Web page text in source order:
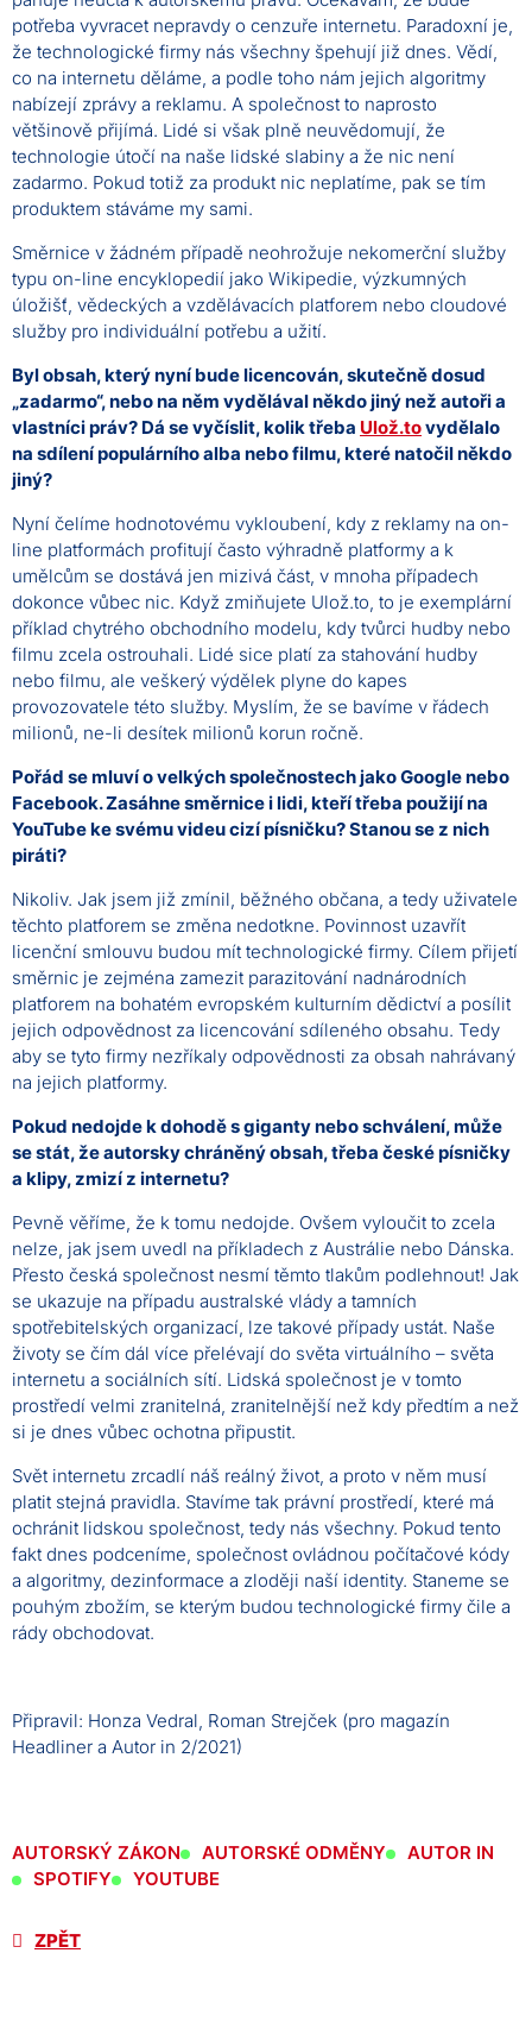
potřeba vyvracet nepravdy o cenzuře internetu. Paradoxní je,
že technologické firmy nás všechny špehují již dnes. Vědí,
co na internetu děláme, a podle toho nám jejich algoritmy
nabízejí zprávy a reklamu. A společnost to naprosto
většinově přijímá. Lidé si však plně neuvědomují, že
technologie útočí na naše lidské slabiny a že nic není
zadarmo. Pokud totiž za produkt nic neplatíme, pak se tím
produktem stáváme my sami.
Směrnice v žádném případě neohrožuje nekomerční služby
typu on-line encyklopedií jako Wikipedie, výzkumných
úložišť, vědeckých a vzdělávacích platforem nebo cloudové
služby pro individuální potřebu a užití.
Byl obsah, který nyní bude licencován, skutečně dosud
„zadarmo“, nebo na něm vydělával někdo jiný než autoři a
vlastníci práv? Dá se vyčíslit, kolik třeba Ulož.tovydělalo
na sdílení populárního alba nebo filmu, které natočil někdo
jiný?
Nyní čelíme hodnotovému vykloubení, kdy z reklamy na on-
line platformách profitují často výhradně platformy a k
umělcům se dostává jen mizivá část, v mnoha případech
dokonce vůbec nic. Když zmiňujete Ulož.to, to je exemplární
příklad chytrého obchodního modelu, kdy tvůrci hudby nebo
filmu zcela ostrouhali. Lidé sice platí za stahování hudby
nebo filmu, ale veškerý výdělek plyne do kapes
provozovatele této služby. Myslím, že se bavíme v řádech
milionů, ne-li desítek milionů korun ročně.
Pořád se mluví o velkých společnostech jako Google nebo
Facebook. Zasáhne směrnice i lidi, kteří třeba použijí na
YouTube ke svému videu cizí písničku? Stanou se z nich
piráti?
Nikoliv. Jak jsem již zmínil, běžného občana, a tedy uživatele
těchto platforem se změna nedotkne. Povinnost uzavřít
licenční smlouvu budou mít technologické firmy. Cílem přijetí
směrnic je zejména zamezit parazitování nadnárodních
platforem na bohatém evropském kulturním dědictví a posílit
jejich odpovědnost za licencování sdíleného obsahu. Tedy
aby se tyto firmy nezříkaly odpovědnosti za obsah nahrávaný
na jejich platformy.
Pokud nedojde k dohodě s giganty nebo schválení, může
se stát, že autorsky chráněný obsah, třeba české písničky
a klipy, zmizí z internetu?
Pevně věříme, že k tomu nedojde. Ovšem vyloučit to zcela
nelze, jak jsem uvedl na příkladech z Austrálie nebo Dánska.
Přesto česká společnost nesmí těmto tlakům podlehnout! Jak
se ukazuje na případu australské vlády a tamních
spotřebitelských organizací, lze takové případy ustát. Naše
životy se čím dál více přelévají do světa virtuálního – světa
internetu a sociálních sítí. Lidská společnost je v tomto
prostředí velmi zranitelná, zranitelnější než kdy předtím a než
si je dnes vůbec ochotna připustit.
Svět internetu zrcadlí náš reálný život, a proto v něm musí
platit stejná pravidla. Stavíme tak právní prostředí, které má
ochránit lidskou společnost, tedy nás všechny. Pokud tento
fakt dnes podceníme, společnost ovládnou počítačové kódy
a algoritmy, dezinformace a zloději naší identity. Staneme se
pouhým zbožím, se kterým budou technologické firmy čile a
rády obchodovat.
Připravil: Honza Vedral, Roman Strejček (pro magazín
Headliner a Autor in 2/2021)
AUTORSKÝ ZÁKON AUTORSKÉ ODMĚNY
AUTOR IN
SPOTIFY
YOUTUBE
ZPĚT